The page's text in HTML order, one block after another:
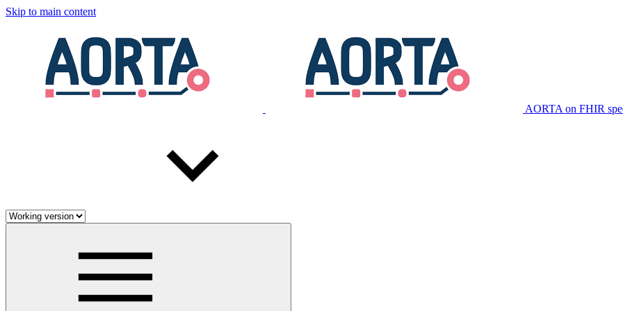
Skip to main content
AORTA on FHIR